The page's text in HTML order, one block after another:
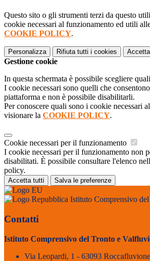
Questo sito o gli strumenti terzi da questo
cookie necessari al funzionamento ed utili
COOKIE POLICY.
Personalizza Rifiuta tutti i cookies
Gestione cookie
In questa schermata è possibile scegliere
I cookie necessari sono quelli che
piattaforma e non è possibile disabilitarli.
Per conoscere quali sono i cookie necessari
visionare la COOKIE POLICY.
Cookie necessari per il funzionamento
I cookie necessari per il funzionamento non
disabilitati. È possibile consultare l'elenco
policy.
Accetta tutti Salva le preferenze
Istituto Comprensivo
Contatti
Istituto Comprensivo del Tronto e
Via Leopardi, 1 - 63093